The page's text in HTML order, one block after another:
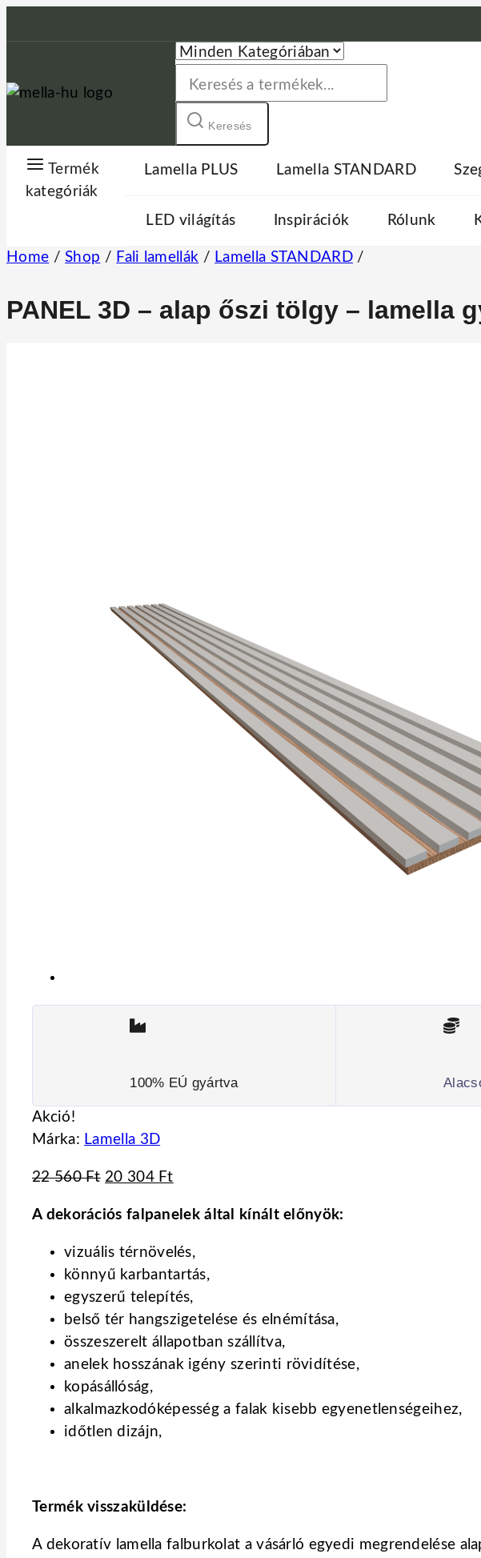
Keresés
Termék
kategóriák
Lamella PLUS Lamella STANDARD
LED világítás Inspirációk Rólunk
Home / Shop / Fali lamellák / Lamella STANDARD /
PANEL 3D – alap őszi tölgy – lamella
100% EÚ gyártva
Akció!
Márka: Lamella 3D
22 560Ft 20 304 Ft
A dekorációs falpanelek által kínált előnyök:
vizuális térnövelés,
könnyű karbantartás,
egyszerű telepítés,
belső tér hangszigetelése és elnémítása,
összeszerelt állapotban szállítva,
anelek hosszának igény szerinti rövidítése,
kopásállóság,
alkalmazkodóképesség a falak kisebb egyenetlenségeihez,
időtlen dizájn,
Termék visszaküldése:
A dekoratív lamella falburkolat a vásárló egyedi megrendelése